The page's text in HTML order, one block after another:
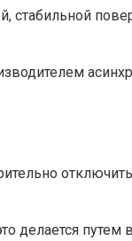
делается